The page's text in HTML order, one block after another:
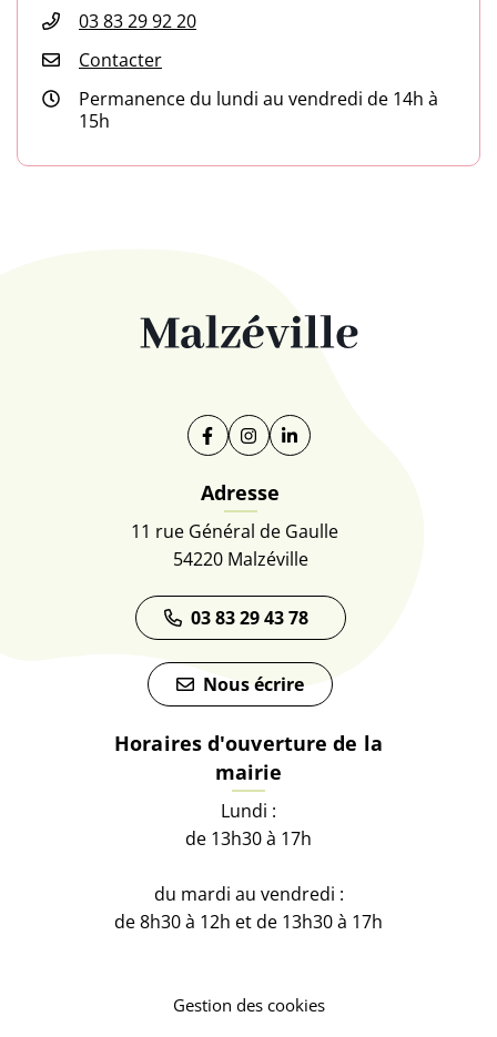
03 83 29 92 20
Contacter
Permanence du lundi au vendredi de 14h à
15h
Facebook
(ouverture dans un nouvel onglet)
Instagram
(ouverture dans un nouvel
Linkedin
(ouverture dans un
Adresse
11 rue Général de Gaulle
54220 Malzéville
03 83 29 43 78
Nous écrire
Horaires d'ouverture de la
mairie
Lundi :
de 13h30 à 17h
du mardi au vendredi :
de 8h30 à 12h et de 13h30 à 17h
Gestion des cookies